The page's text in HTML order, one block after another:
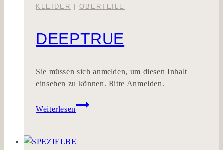
KLEIDER OBERTEILE
DEEPTRUE
Sie müssen sich anmelden, um diesen Inhalt
einsehen zu können. Bitte Anmelden.
Weiterlesen
DEEPTRUE